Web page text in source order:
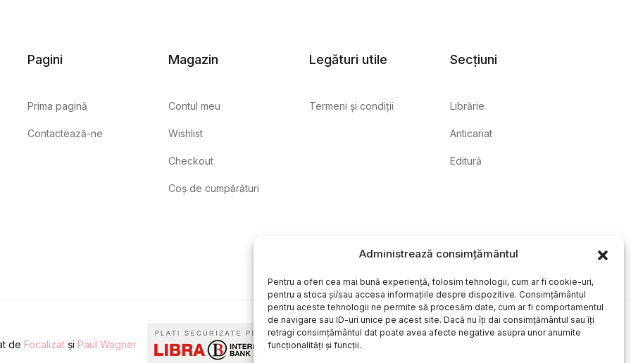
Administrează consimțământul
Pentru a oferi cea mai bună experiență, folosim tehnologii, cum ar fi cookie-uri,
pentru a stoca și/sau accesa informațiile despre dispozitive. Consimțământul
pentru aceste tehnologii ne permite să procesăm date, cum ar fi comportamentul
de navigare sau ID-uri unice pe acest site. Dacă nu îți dai consimțământul sau îți
retragi consimțământul dat poate avea afecte negative asupra unor anumite
funcționalități și funcții.
Pagini
Prima pagină
Contactează-ne
Magazin
Contul meu
Wishlist
Checkout
Coș de cumpărături
Legături utile
Termeni și condiții
Secțiuni
Librărie
Anticariat
Editură
de Focalizat și Paul Wagner